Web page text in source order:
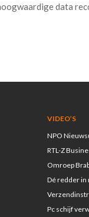
data
VIDEO’S
NPO
RTL-Z
Omroep
Dé redder in
Pc schijf